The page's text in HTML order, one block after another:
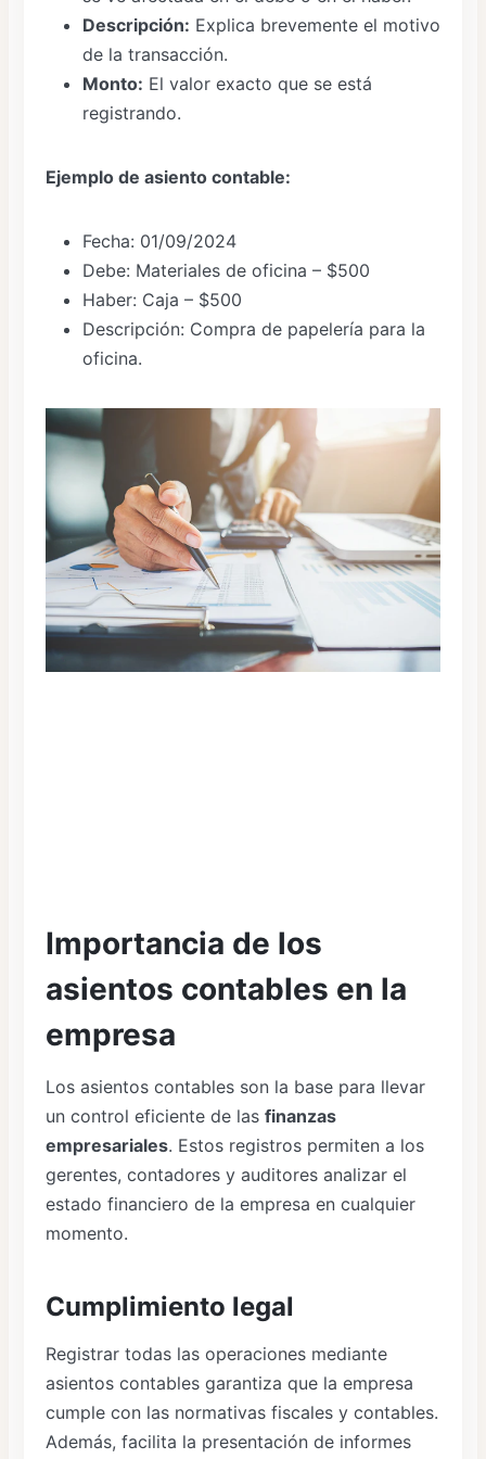
Descripción: Explica brevemente el motivo
de la transacción.
Monto: El valor exacto que se está
registrando.
Ejemplo de asiento contable:
Fecha: 01/09/2024
Debe: Materiales de oficina – $500
Haber: Caja – $500
Descripción: Compra de papelería para la
oficina.
Importancia de los
asientos contables en la
empresa
Los asientos contables son la base para llevar
un control eficiente de las finanzas
empresariales. Estos registros permiten a los
gerentes, contadores y auditores analizar el
estado financiero de la empresa en cualquier
momento.
Cumplimiento legal
Registrar todas las operaciones mediante
asientos contables garantiza que la empresa
cumple con las normativas fiscales y contables.
Además, facilita la presentación de informes